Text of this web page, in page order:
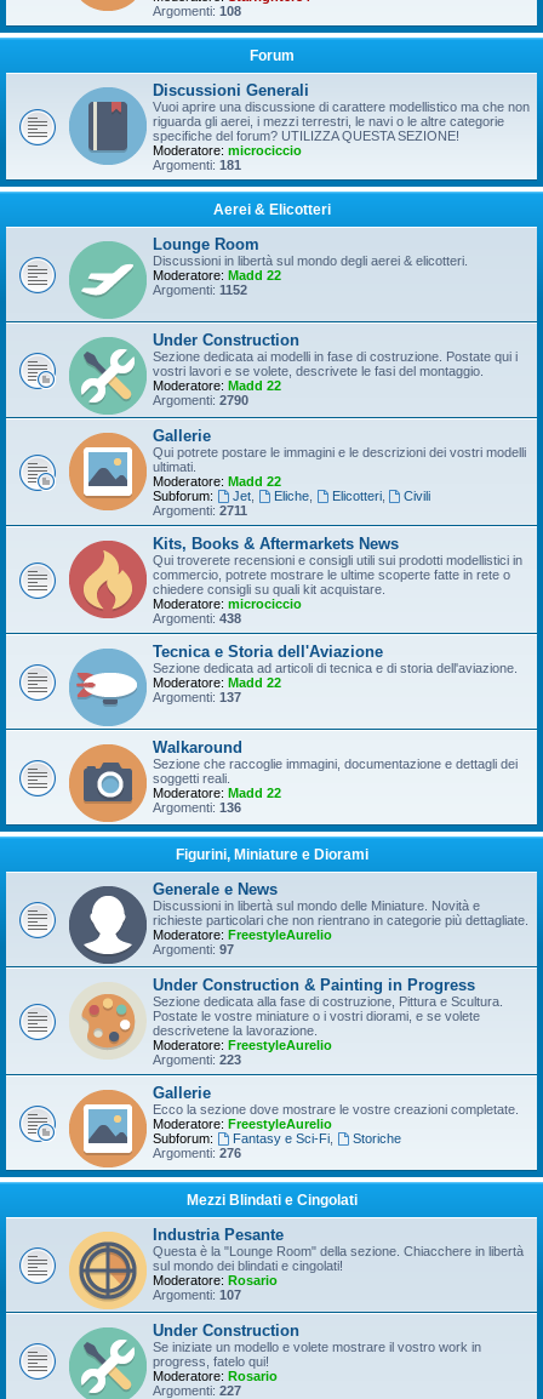
Argomenti: 108
Forum
Discussioni Generali
Vuoi aprire una discussione di carattere modellistico ma che non
riguarda gli aerei, i mezzi terrestri, le navi o le altre categorie
specifiche del forum? UTILIZZA QUESTA SEZIONE!
Moderatore: microciccio
Argomenti: 181
Aerei & Elicotteri
Lounge Room
Discussioni in libertà sul mondo degli aerei & elicotteri.
Moderatore: Madd 22
Argomenti: 1152
Under Construction
Sezione dedicata ai modelli in fase di costruzione. Postate qui i
vostri lavori e se volete, descrivete le fasi del montaggio.
Moderatore: Madd 22
Argomenti: 2790
Gallerie
Qui potrete postare le immagini e le descrizioni dei vostri modelli
ultimati.
Moderatore: Madd 22
Subforum:
Jet, Eliche, Elicotteri,
Civili
Argomenti: 2711
Kits, Books & Aftermarkets News
Qui troverete recensioni e consigli utili sui prodotti modellistici in
commercio, potrete mostrare le ultime scoperte fatte in rete o
chiedere consigli su quali kit acquistare.
Moderatore: microciccio
Argomenti: 438
Tecnica e Storia dell'Aviazione
Sezione dedicata ad articoli di tecnica e di storia dell'aviazione.
Moderatore: Madd 22
Argomenti: 137
Walkaround
Sezione che raccoglie immagini, documentazione e dettagli dei
soggetti reali.
Moderatore: Madd 22
Argomenti: 136
Figurini, Miniature e Diorami
Generale e News
Discussioni in libertà sul mondo delle Miniature. Novità e
richieste particolari che non rientrano in categorie più dettagliate.
Moderatore: FreestyleAurelio
Argomenti: 97
Under Construction & Painting in Progress
Sezione dedicata alla fase di costruzione, Pittura e Scultura.
Postate le vostre miniature o i vostri diorami, e se volete
descrivetene la lavorazione.
Moderatore: FreestyleAurelio
Argomenti: 223
Gallerie
Ecco la sezione dove mostrare le vostre creazioni completate.
Moderatore: FreestyleAurelio
Subforum:
Fantasy e Sci-Fi,
Storiche
Argomenti: 276
Mezzi Blindati e Cingolati
Industria Pesante
Questa è la "Lounge Room" della sezione. Chiacchere in libertà
sul mondo dei blindati e cingolati!
Moderatore: Rosario
Argomenti: 107
Under Construction
Se iniziate un modello e volete mostrare il vostro work in
progress, fatelo qui!
Moderatore: Rosario
Argomenti: 227